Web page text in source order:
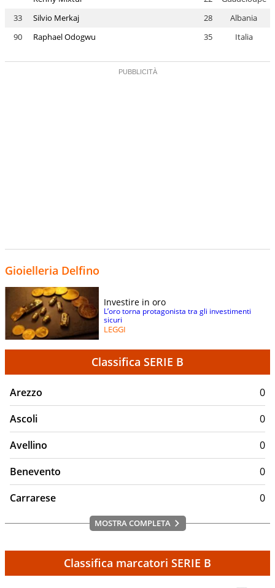
33
Silvio Merkaj 28
Albania
90
Raphael Odogwu 35 Italia
Gioielleria Delfino
Investire in oro
L’oro torna protagonista tra gli investimenti
sicuri
LEGGI
Classifica SERIE B
Arezzo
0
Ascoli
0
Avellino
0
Benevento
0
Carrarese
0
MOSTRA COMPLETA
Classifica marcatori SERIE B